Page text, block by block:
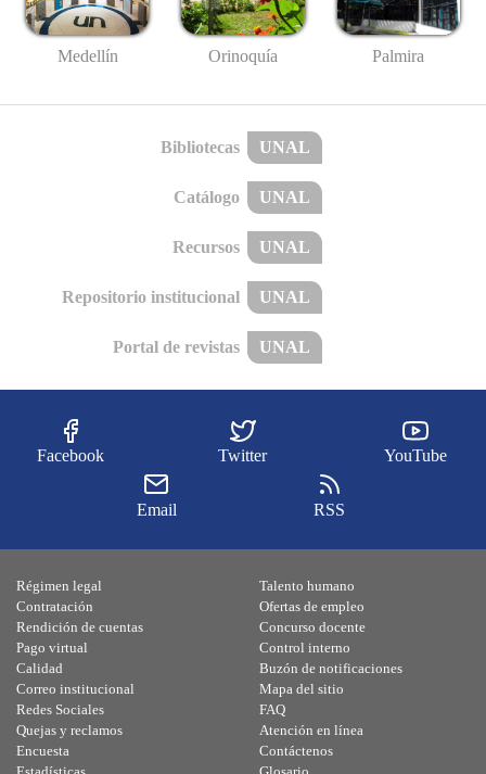
Medellín Orinoquía Palmira
Bibliotecas UNAL
Catálogo UNAL
Recursos UNAL
Repositorio institucional UNAL
Portal de revistas UNAL
Facebook Twitter YouTube
Email RSS
Régimen legal
Contratación
Rendición de cuentas
Pago virtual
Calidad
Talento humano
Ofertas de empleo
Concurso docente
Control interno
Buzón de notificaciones
Correo institucional
Redes Sociales
Quejas y reclamos
Encuesta
Mapa del sitio
FAQ
Atención en línea
Contáctenos